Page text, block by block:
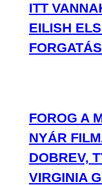
ITT
EILISH
FOROG A
NYÁR
DOBREV,
VIRGINIA